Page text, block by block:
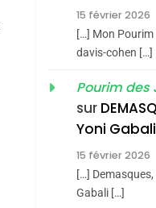
15 février 2026
[…] Mon
davis-cohen […]
Pourim des
sur
Yoni Gabali
15 février 2026
[…]
Gabali […]